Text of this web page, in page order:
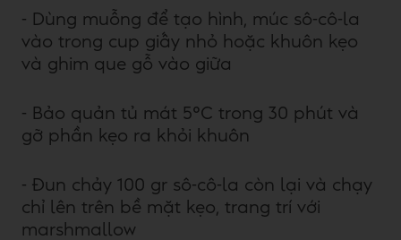
- Dùng muỗng để tạo hình, múc sô-cô-la
vào trong cup giấy nhỏ hoặc khuôn kẹo
và ghim que gỗ vào giữa
- Bảo quản tủ mát 5°C trong 30 phút và
gỡ phần kẹo ra khỏi khuôn
- Đun chảy 100 gr sô-cô-la còn lại và chạy
chỉ lên trên bề mặt kẹo, trang trí với
marshmallow